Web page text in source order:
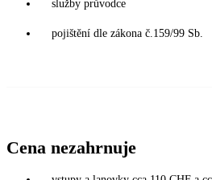
služby průvodce
pojištění dle zákona č.159/99 Sb.
Cena nezahrnuje